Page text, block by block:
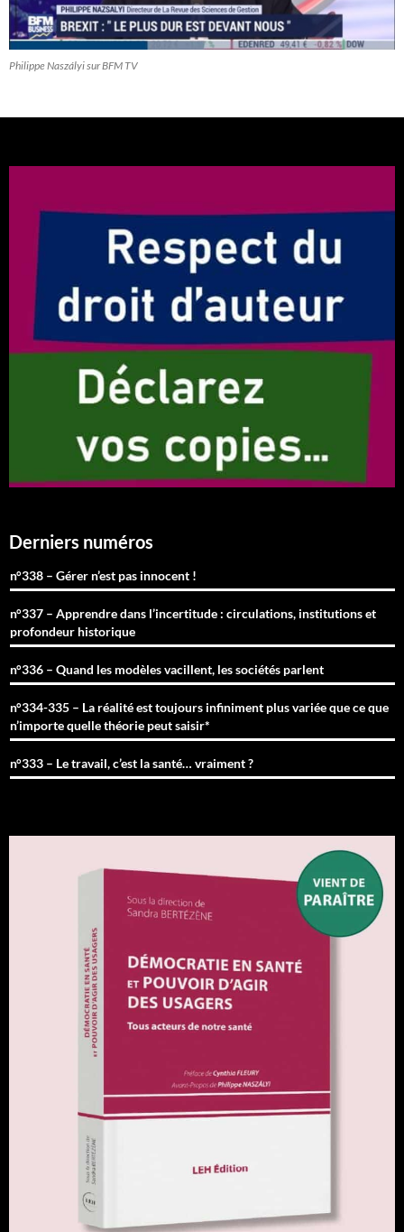
Philippe Naszályi sur BFM TV
Derniers numéros
n°338 – Gérer n’est pas innocent !
n°337 – Apprendre dans l’incertitude : circulations, institutions et
profondeur historique
n°336 – Quand les modèles vacillent, les sociétés parlent
n°334-335 – La réalité est toujours infiniment plus variée que ce que
n’importe quelle théorie peut saisir*
n°333 – Le travail, c’est la santé… vraiment ?